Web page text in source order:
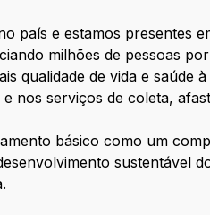
país e estamos presentes
milhões de pessoas
qualidade de vida e saúde
nos serviços de coleta,
básico como um
sustentável